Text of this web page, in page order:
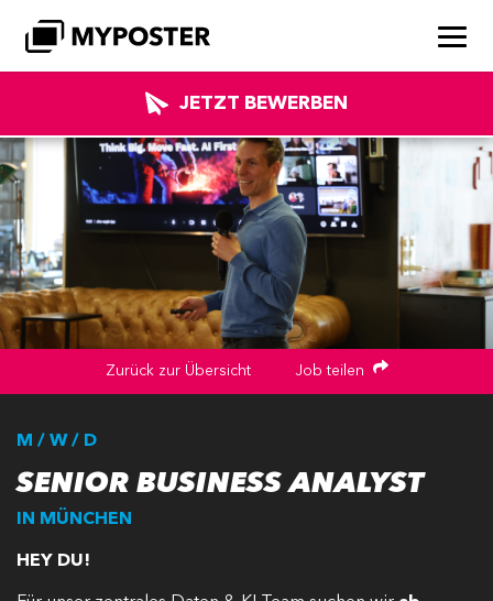
Zurück zur Übersicht Job teilen
M / W / D
SENIOR BUSINESS ANALYST
IN MÜNCHEN
HEY DU!
JETZT BEWERBEN